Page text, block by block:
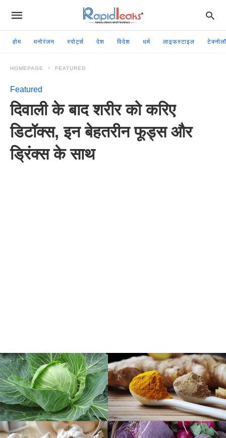
होम मनोरंजन स्पोर्ट्स देश विदेश धर्म लाइफस्टाइल
HOMEPAGE FEATURED
Featured
दिवाली के बाद शरीर को करिए
डिटॉक्स, इन बेहतरीन फूड्स और
ड्रिंक्स के साथ